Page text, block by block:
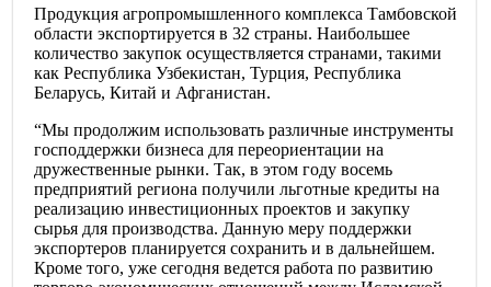
Продукция агропромышленного комплекса Тамбовской
области экспортируется в 32 страны. Наибольшее
количество закупок осуществляется странами, такими
как Республика Узбекистан, Турция, Республика
Беларусь, Китай и Афганистан.
“Мы продолжим использовать различные инструменты
господдержки бизнеса для переориентации на
дружественные рынки. Так, в этом году восемь
предприятий региона получили льготные кредиты на
реализацию инвестиционных проектов и закупку
сырья для производства. Данную меру поддержки
экспортеров планируется сохранить и в дальнейшем.
Кроме того, уже сегодня ведется работа по развитию